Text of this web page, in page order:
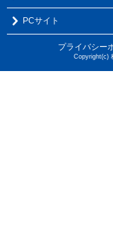
PCサイト
プライバシー
Copyright(c)